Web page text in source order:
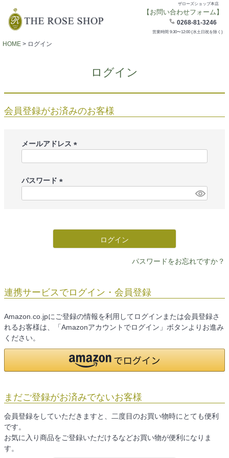
ザローズショップ本店
【お問い合わせフォーム】
0268-81-3246
営業時間 9:30〜12:00 (水土日祝を除く)
HOME ログイン
ログイン
会員登録がお済みのお客様
メールアドレス
)
パスワード
ログイン
パスワードをお忘れですか？
連携サービスでログイン・会員登録
Amazon.co.jpにご登録の情報を利用してログインまたは会員登録さ
れるお客様は、「Amazonアカウントでログイン」ボタンよりお進み
ください。
まだご登録がお済みでないお客様
会員登録をしていただきますと、二度目のお買い物時にとても便利
です。
お気に入り商品をご登録いただけるなどお買い物が便利になりま
す。